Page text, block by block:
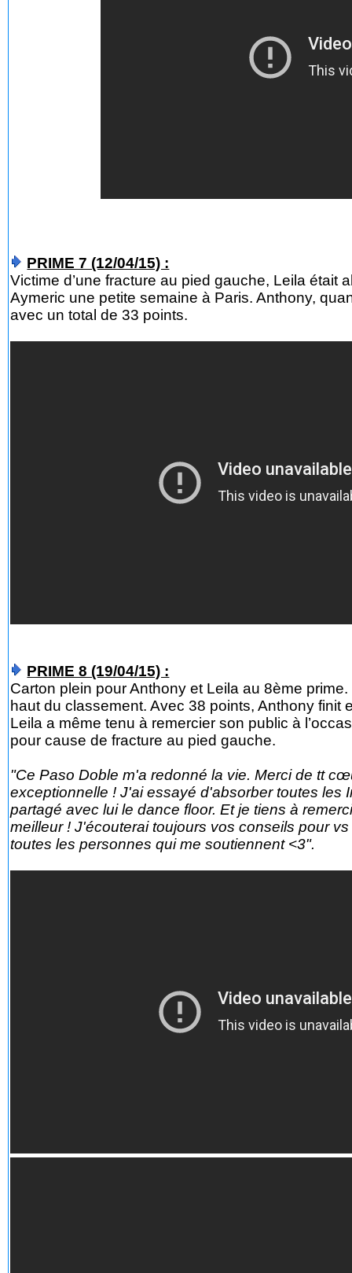
PRIME 7 (12/04/15) :
Victime d’une fracture au pied gauche, Leila était
Aymeric une petite semaine à Paris. Anthony,
avec un total de 33 points.
PRIME 8 (19/04/15) :
Carton plein pour Anthony et Leila au 8ème
haut du classement. Avec 38 points, Anthony
Leila a même tenu à remercier son public à
pour cause de fracture au pied gauche.
"Ce Paso Doble m'a redonné la vie. Merci de tt
exceptionnelle ! J'ai essayé d'absorber toutes les
partagé avec lui le dance floor. Et je tiens à
meilleur ! J'écouterai toujours vos conseils pour
toutes les personnes qui me soutiennent <3".